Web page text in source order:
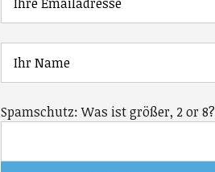
Spamschutz: Was ist größer, 2 or 8?